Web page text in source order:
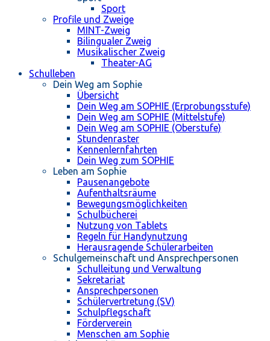
Sport
Profile und Zweige
MINT-Zweig
Bilingualer Zweig
Musikalischer Zweig
Theater-AG
Schulleben
Dein Weg am Sophie
Übersicht
Dein Weg am SOPHIE (Erprobungsstufe)
Dein Weg am SOPHIE (Mittelstufe)
Dein Weg am SOPHIE (Oberstufe)
Stundenraster
Kennenlernfahrten
Dein Weg zum SOPHIE
Leben am Sophie
Pausenangebote
Aufenthaltsräume
Bewegungsmöglichkeiten
Schulbücherei
Nutzung von Tablets
Regeln für Handynutzung
Herausragende Schülerarbeiten
Schulgemeinschaft und Ansprechpersonen
Schulleitung und Verwaltung
Sekretariat
Ansprechpersonen
Schülervertretung (SV)
Schulpflegschaft
Förderverein
Menschen am Sophie